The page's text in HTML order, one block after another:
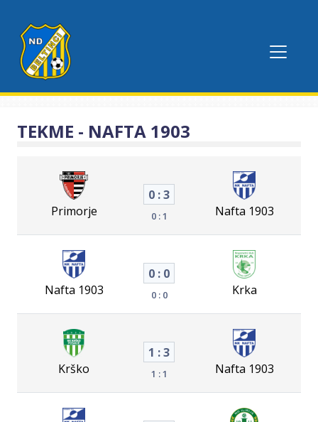
TEKME - NAFTA 1903
Primorje
0 : 3
0 : 1 Nafta 1903
Nafta 1903
0 : 0
0 : 0 Krka
Krško
1 : 3
1 : 1 Nafta 1903